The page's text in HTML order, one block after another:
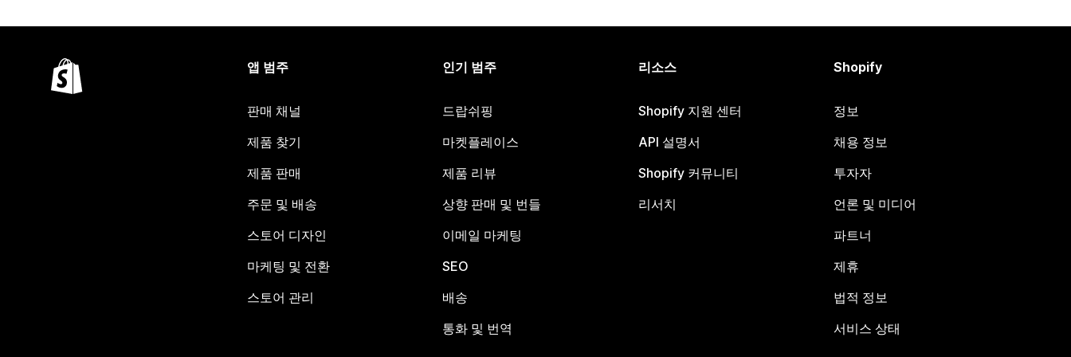
앱 범주
판매 채널
제품 찾기
제품 판매
주문 및 배송
스토어 디자인
마케팅 및 전환
스토어 관리
인기 범주
드랍쉬핑
마켓플레이스
제품 리뷰
상향 판매 및 번들
이메일 마케팅
SEO
배송
통화 및 번역
리소스
Shopify 지원 센터
API 설명서
Shopify 커뮤니티
리서치
Shopify
정보
채용 정보
투자자
언론 및 미디어
파트너
제휴
법적 정보
서비스 상태